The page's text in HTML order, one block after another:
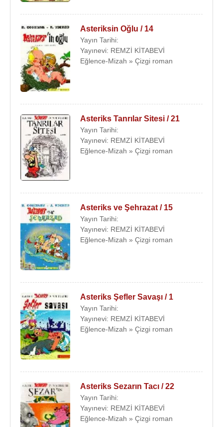
Asteriksin Oğlu / 14
Yayın Tarihi:
Yayınevi: REMZİ KİTABEVİ
Eğlence-Mizah » Çizgi roman
Asteriks Tanrılar Sitesi / 21
Yayın Tarihi:
Yayınevi: REMZİ KİTABEVİ
Eğlence-Mizah » Çizgi roman
Asteriks ve Şehrazat / 15
Yayın Tarihi:
Yayınevi: REMZİ KİTABEVİ
Eğlence-Mizah » Çizgi roman
Asteriks Şefler Savaşı / 1
Yayın Tarihi:
Yayınevi: REMZİ KİTABEVİ
Eğlence-Mizah » Çizgi roman
Asteriks Sezarın Tacı / 22
Yayın Tarihi:
Yayınevi: REMZİ KİTABEVİ
Eğlence-Mizah » Çizgi roman